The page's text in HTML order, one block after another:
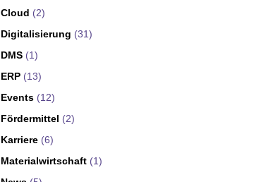
Cloud (2)
Digitalisierung (31)
DMS(1)
ERP(13)
Events(12)
Fördermittel (2)
Karriere(6)
Materialwirtschaft(1)